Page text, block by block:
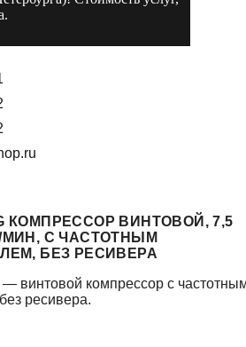
КОМПРЕССОР ВИНТОВОЙ, 7,5
МИН, C ЧАСТОТНЫМ
БЕЗ РЕСИВЕРА
винтовой компрессор с
ресивера.